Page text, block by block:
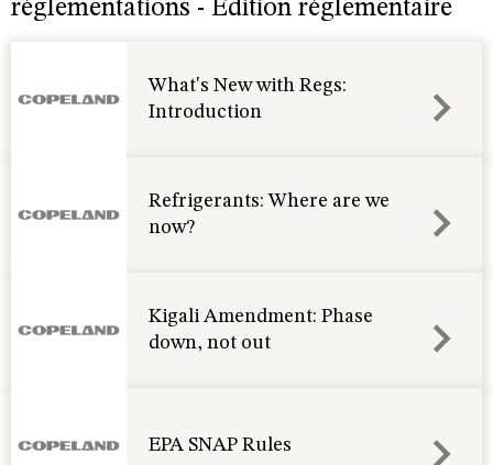
réglementations - Édition réglementaire
What's New with Regs:
Introduction
Refrigerants: Where are we
now?
Kigali Amendment: Phase
down, not out
EPA SNAP Rules